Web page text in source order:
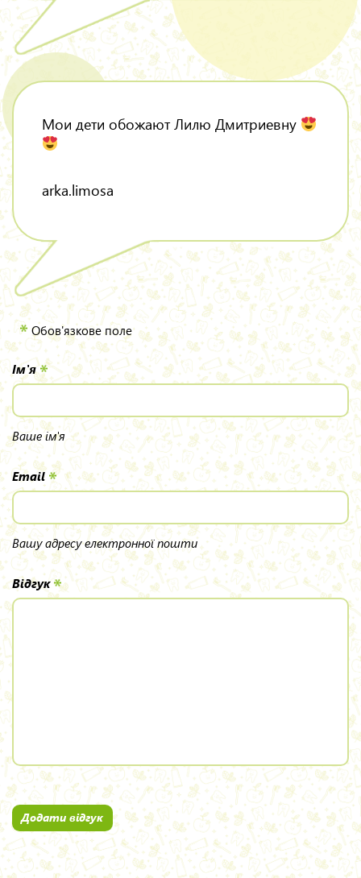
Мои дети обожают Лилю Дмитриевну
arka.limosa
Обов'язкове поле
Iм'я
Ваше ім'я
Email
Вашу адресу електронної пошти
Відгук